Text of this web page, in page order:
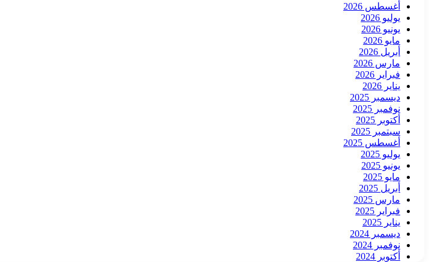
أغسطس 2026
يوليو 2026
يونيو 2026
مايو 2026
أبريل 2026
مارس 2026
فبراير 2026
يناير 2026
ديسمبر 2025
نوفمبر 2025
أكتوبر 2025
سبتمبر 2025
أغسطس 2025
يوليو 2025
يونيو 2025
مايو 2025
أبريل 2025
مارس 2025
فبراير 2025
يناير 2025
ديسمبر 2024
نوفمبر 2024
أكتوبر 2024